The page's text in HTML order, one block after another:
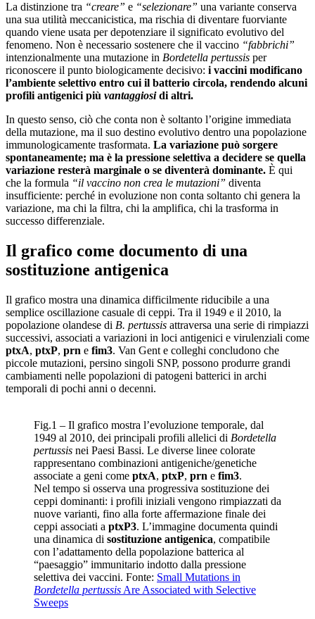
La distinzione tra “creare” e “selezionare” una variante conserva
una sua utilità meccanicistica, ma rischia di diventare fuorviante
quando viene usata per depotenziare il significato evolutivo del
fenomeno. Non è necessario sostenere che il vaccino “fabbrichi”
intenzionalmente una mutazione in Bordetella pertussis per
riconoscere il punto biologicamente decisivo: i vaccini modificano
l’ambiente selettivo entro cui il batterio circola, rendendo alcuni
profili antigenici più vantaggiosidi altri.
In questo senso, ciò che conta non è soltanto l’origine immediata
della mutazione, ma il suo destino evolutivo dentro una popolazione
immunologicamente trasformata. La variazione può sorgere
spontaneamente; ma è la pressione selettiva a decidere se quella
variazione resterà marginale o se diventerà dominante. È qui
che la formula “il vaccino non crea le mutazioni” diventa
insufficiente: perché in evoluzione non conta soltanto chi genera la
variazione, ma chi la filtra, chi la amplifica, chi la trasforma in
successo differenziale.
Il grafico come documento di una
sostituzione antigenica
Il grafico mostra una dinamica difficilmente riducibile a una
semplice oscillazione casuale di ceppi. Tra il 1949 e il 2010, la
popolazione olandese di B. pertussis attraversa una serie di rimpiazzi
successivi, associati a variazioni in loci antigenici e virulenziali come
ptxA, ptxP, prn e fim3. Van Gent e colleghi concludono che
piccole mutazioni, persino singoli SNP, possono produrre grandi
cambiamenti nelle popolazioni di patogeni batterici in archi
temporali di pochi anni o decenni.
Fig.1 – Il grafico mostra l’evoluzione temporale, dal
1949 al 2010, dei principali profili allelici di Bordetella
pertussis nei Paesi Bassi. Le diverse linee colorate
rappresentano combinazioni antigeniche/genetiche
associate a geni come ptxA, ptxP, prn e fim3.
Nel tempo si osserva una progressiva sostituzione dei
ceppi dominanti: i profili iniziali vengono rimpiazzati da
nuove varianti, fino alla forte affermazione finale dei
ceppi associati a ptxP3. L’immagine documenta quindi
una dinamica di sostituzione antigenica, compatibile
con l’adattamento della popolazione batterica al
“paesaggio” immunitario indotto dalla pressione
selettiva dei vaccini. Fonte: Small Mutations in
Bordetella pertussis Are Associated with Selective
Sweeps